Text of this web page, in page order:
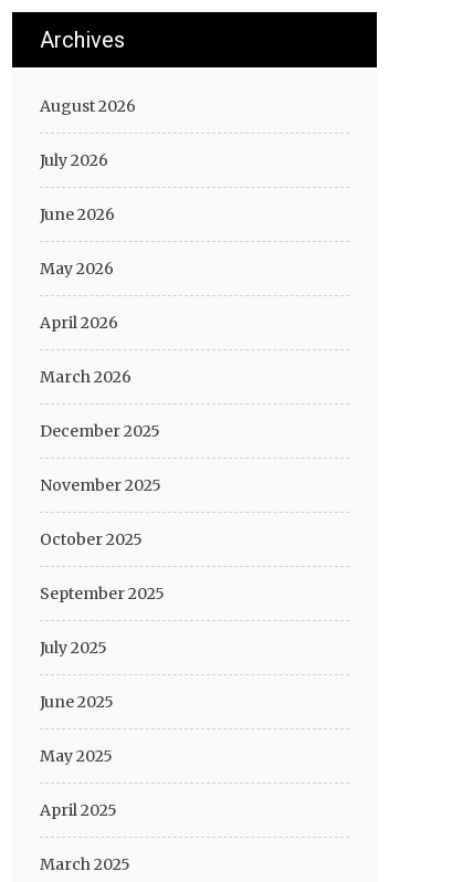
Archives
August 2026
July 2026
June 2026
May 2026
April 2026
March 2026
December 2025
November 2025
October 2025
September 2025
July 2025
June 2025
May 2025
April 2025
March 2025